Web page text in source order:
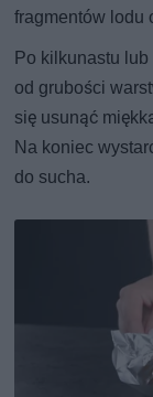
fragmentów lodu
Po kilkunastu
od grubości
się usunąć
Na koniec
do sucha.